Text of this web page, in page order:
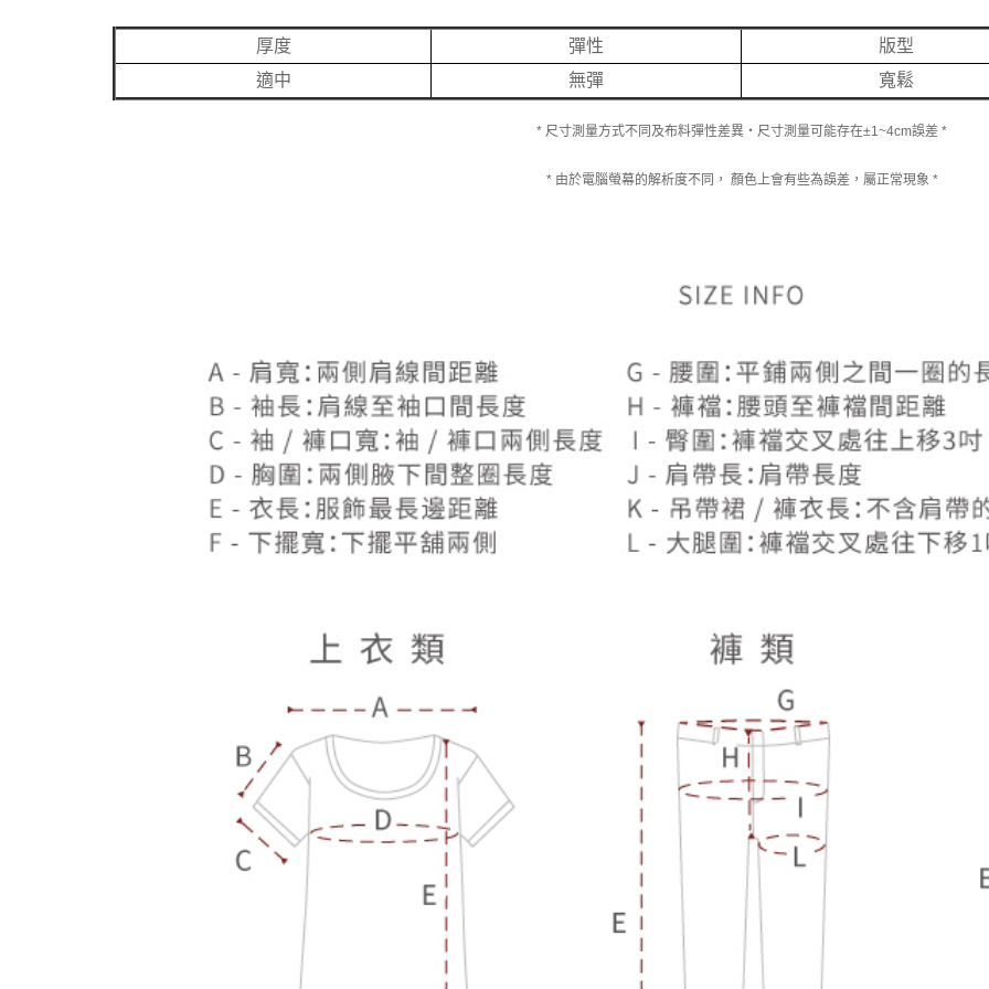
厚度 彈性
版型
適中
無彈 寬鬆
* 尺寸測量方式不同及布料彈性差異‧尺寸測量可能存在±1~4cm誤差 *
* 由於電腦螢幕的解析度不同， 顏色上會有些為誤差，屬正常現象 *